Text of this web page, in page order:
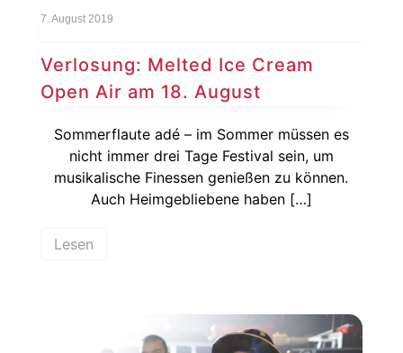
7. August 2019
Verlosung: Melted Ice Cream
Open Air am 18. August
Sommerflaute adé – im Sommer müssen es
nicht immer drei Tage Festival sein, um
musikalische Finessen genießen zu können.
Auch Heimgebliebene haben […]
Lesen